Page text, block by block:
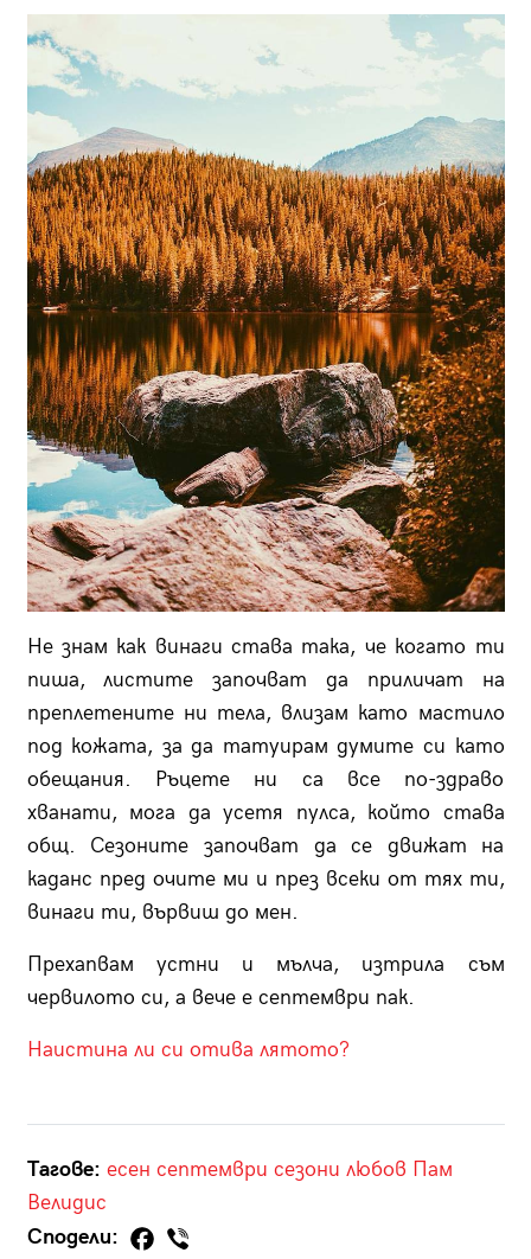
Не знам как винаги става така, че когато ти
пиша, листите започват да приличат на
преплетените ни тела, влизам като мастило
под кожата, за да татуирам думите си като
обещания. Ръцете ни са все по-здраво
хванати, мога да усетя пулса, който става
общ. Сезоните започват да се движат на
каданс пред очите ми и през всеки от тях ти,
винаги ти, вървиш до мен.
Прехапвам устни и мълча, изтрила съм
червилото си, а вече е септември пак.
Наистина ли си отива лятото?
Тагове: есен септември сезони любов Пам
Велидис
Сподели: